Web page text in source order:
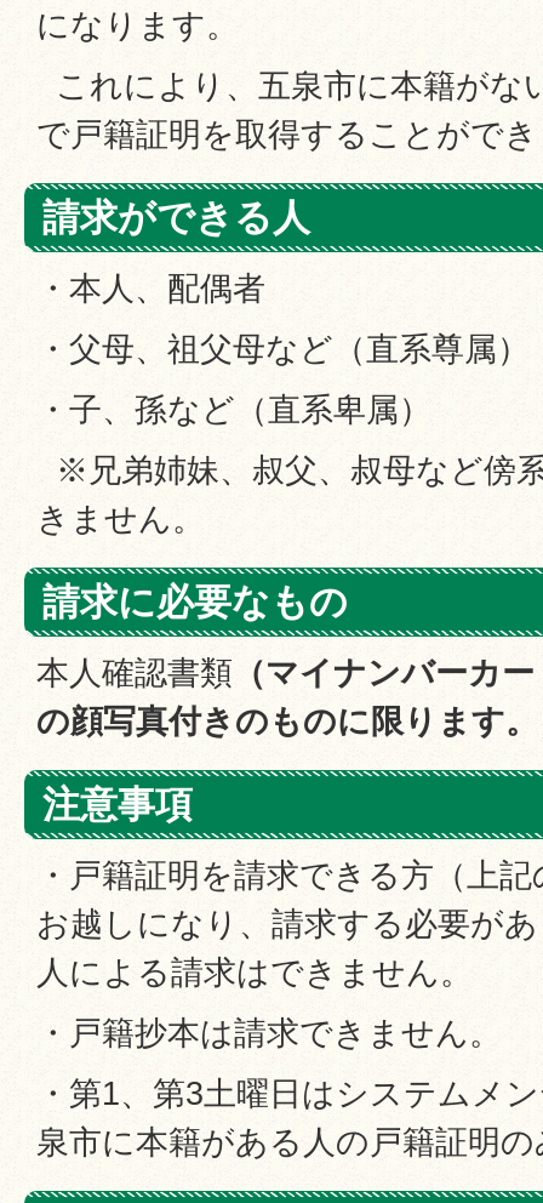
になります。
これにより、五泉市に本籍がな
で戸籍証明を取得することがで
請求ができる人
・本人、配偶者
・父母、祖父母など（直系尊属）
・子、孫など（直系卑属）
※兄弟姉妹、叔父、叔母など傍
きません。
請求に必要なもの
本人確認書類 （マイナンバーカ
の顔写真付きのものに限ります
注意事項
・戸籍証明を請求できる方（上
お越しになり、請求する必要が
人による請求はできません。
・戸籍抄本は請求できません。
・第1、第3土曜日はシステムメ
泉市に本籍がある人の戸籍証明